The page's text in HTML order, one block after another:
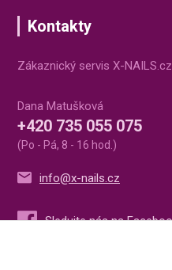
Kontakty
Zákaznický servis X-NAILS.cz
Dana Matušková
+420 735 055 075
(Po - Pá, 8 - 16 hod.)
info@x-nails.cz